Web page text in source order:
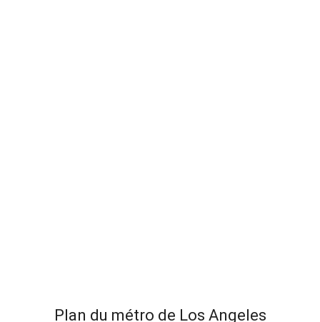
Plan du métro de Los Angeles